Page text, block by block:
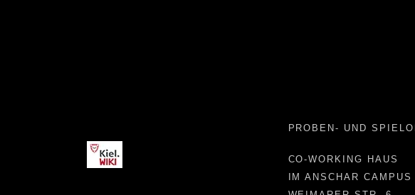
PROBEN- UND
CO-WORKING HAUS
IM ANSCHAR CAMPUS